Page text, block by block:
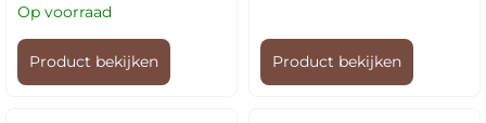
Op voorraad
Product bekijken Product bekijken